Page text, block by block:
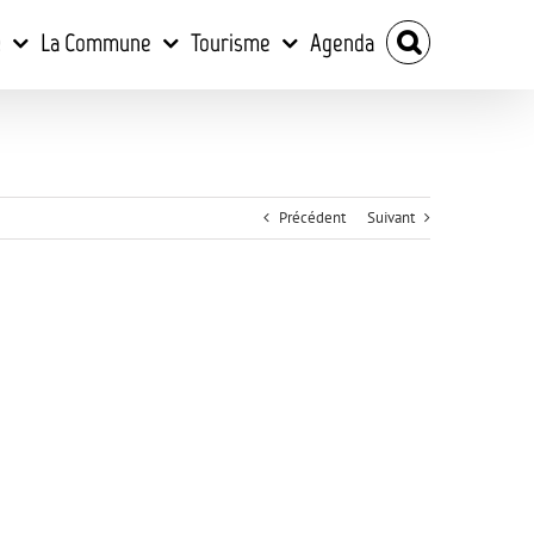
La Commune Tourisme Agenda
Précédent Suivant